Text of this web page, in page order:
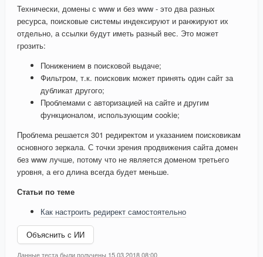
Технически, домены с www и без www - это два разных
ресурса, поисковые системы индексируют и ранжируют их
отдельно, а ссылки будут иметь разный вес. Это может
грозить:
Понижением в поисковой выдаче;
Фильтром, т.к. поисковик может принять один сайт за
дубликат другого;
Проблемами с авторизацией на сайте и другим
функционалом, использующим cookie;
Проблема решается 301 редиректом и указанием поисковикам
основного зеркала. С точки зрения продвижения сайта домен
без www лучше, потому что не является доменом третьего
уровня, а его длина всегда будет меньше.
Статьи по теме
Как настроить редирект самостоятельно
Объяснить с ИИ
Данные теста были получены 15.03.2018 08:00